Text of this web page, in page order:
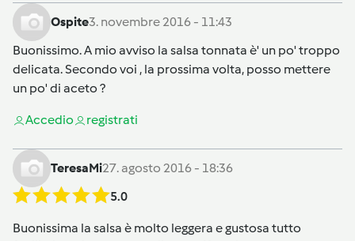
Ospite3. novembre 2016 - 11:43
Buonissimo. A mio avviso la salsa tonnata è' un po' troppo
delicata. Secondo voi , la prossima volta, posso mettere
un po' di aceto ?
Accedio registrati
TeresaMi27. agosto 2016 - 18:36
5.0
Buonissima la salsa è molto leggera e gustosa tutto